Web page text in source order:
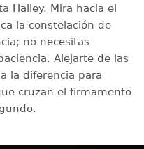
Halley. Mira hacia el
la constelación de
no necesitas
Alejarte de las
la diferencia para
cruzan el firmamento